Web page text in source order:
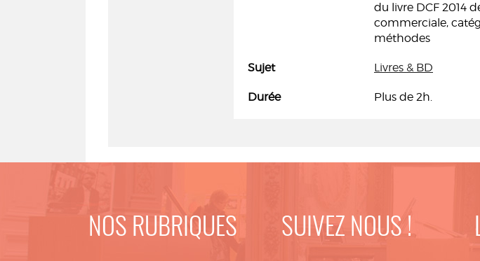
du livre DCF 2014
commerciale,
méthodes
Sujet Livres & BD
Durée Plus de 2h.
NOS RUBRIQUES SUIVEZ NOUS !